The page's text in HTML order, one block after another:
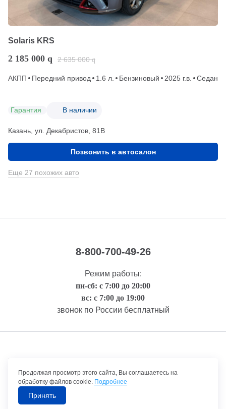
Solaris KRS
2 185 000 q 2 635 000 q
АКПП Передний привод 1.6 л. Бензиновый 2025 г.в. Седан
Гарантия В наличии
Казань, ул. Декабристов, 81В
Позвонить в автосалон
Еще 27 похожих авто
8-800-700-49-26
Режим работы:
пн-сб: с 7:00 до 20:00
вс: с 7:00 до 19:00
звонок по России бесплатный
Правовая информация
©1992-2026 ТрансТехСервис – продажа и обслуживание автомобилей.
Продолжая просмотр этого сайта, Вы соглашаетесь на
обработку файлов cookie. Подробнее
Принять